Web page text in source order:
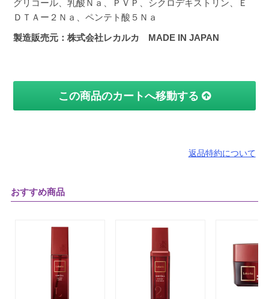
グリコール、乳酸Ｎａ、ＰＶＰ、シクロデキストリン、Ｅ
ＤＴＡー２Ｎａ、ペンテト酸５Ｎａ
製造販売元：株式会社レカルカ MADE IN JAPAN
この商品のカートへ移動する
返品特約について
おすすめ商品